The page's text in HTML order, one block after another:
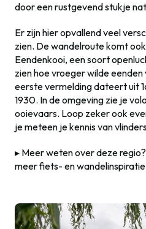
door een rustgevend stukje
Er zijn hier opvallend veel
zien. De wandelroute komt
Eendenkooi, een soort
zien hoe vroeger wilde
eerste vermelding dateert uit
1930. In de omgeving zie je
ooievaars. Loop zeker ook
je meteen je kennis van
▸ Meer weten over deze
meer fiets- en